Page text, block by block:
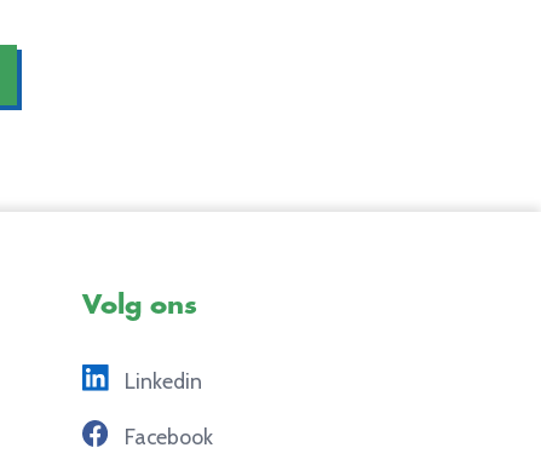
Volg ons
Linkedin
Facebook